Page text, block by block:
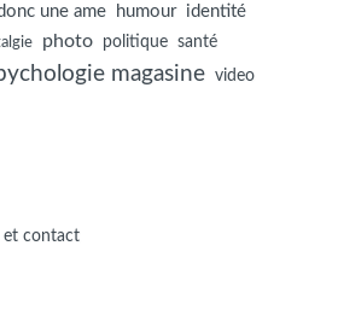
une ame
humour identité
photo politique
santé
magasine video
et contact